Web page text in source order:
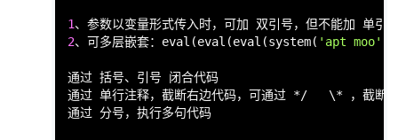
1
2、可多层嵌套： eval (eval (eval (system( 'apt moo'
通过 括号、引号 闭合代码
通过 单行注释，截断右边代码，可通过 */   \* ，截断
通过 分号，执行多句代码